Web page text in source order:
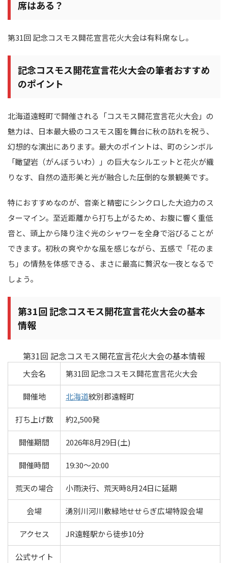
席はある？
第31回 記念コスモス開花宣言花火大会は有料席なし。
記念コスモス開花宣言花火大会の筆者おすすめ
のポイント
北海道遠軽町で開催される「コスモス開花宣言花火大会」の
魅力は、日本最大級のコスモス園を舞台に秋の訪れを祝う、
幻想的な演出にあります。最大のポイントは、町のシンボル
「瞰望岩（がんぼういわ）」の巨大なシルエットと花火が織
りなす、自然の造形美と光が融合した圧倒的な景観美です。
特におすすめなのが、音楽と精密にシンクロした大迫力のス
ターマイン。至近距離から打ち上がるため、お腹に響く重低
音と、頭上から降り注ぐ光のシャワーを全身で浴びることが
できます。初秋の爽やかな風を感じながら、五感で「花のま
ち」の情熱を体感できる、まさに最高に贅沢な一夜となるで
しょう。
第31回 記念コスモス開花宣言花火大会の基本
情報
第31回 記念コスモス開花宣言花火大会の基本情報
大会名 第31回 記念コスモス開花宣言花火大会
開催地 北海道紋別郡遠軽町
打ち上げ数 約2,500発
開催期間 2026年8月29日(土)
開催時間 19:30～20:00
荒天の場合 小雨決行、荒天時8月24日に延期
会場 湧別川河川敷緑地せせらぎ広場特設会場
アクセス JR遠軽駅から徒歩10分
公式サイト